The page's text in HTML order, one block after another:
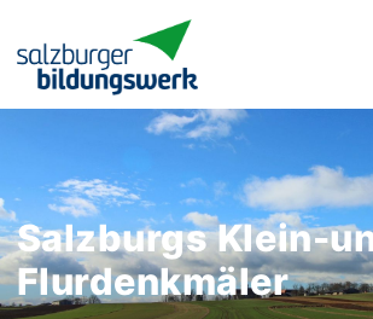
Salzburgs Klein-
Flurdenkmäler